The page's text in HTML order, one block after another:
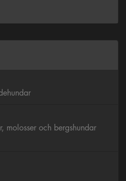
molosser och bergshundar